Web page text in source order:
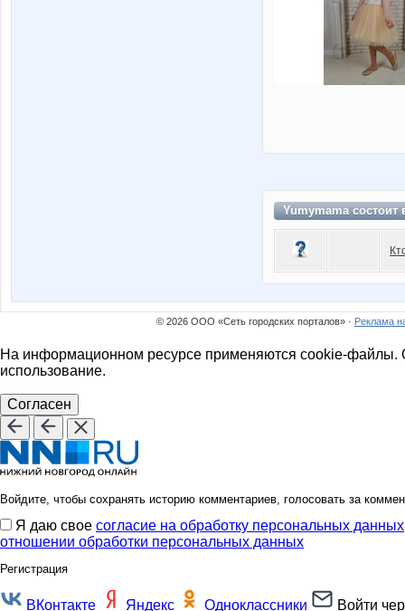
Yumymama состоит
© 2026 ООО «Сеть городских порталов» · Реклама
На информационном ресурсе применяются cookie-файлы.
использование.
Согласен
Войдите, чтобы сохранять историю комментариев, голосовать за
Я даю свое согласие на обработку персональных данных
отношении обработки персональных данных
Регистрация
ВКонтакте Яндекс Одноклассники Войти